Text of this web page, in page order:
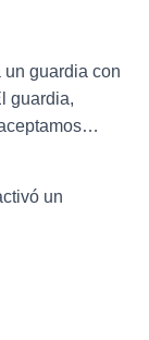
un guardia con
guardia,
un